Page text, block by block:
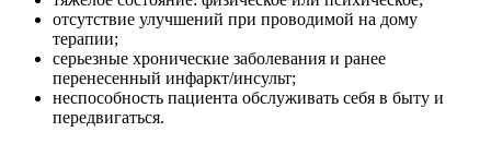
отсутствие улучшений при проводимой на дому
терапии;
серьезные хронические заболевания и ранее
перенесенный инфаркт/инсульт;
неспособность пациента обслуживать себя в быту и
передвигаться.